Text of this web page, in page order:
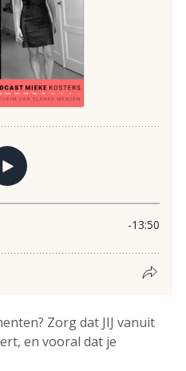
Zorg dat JIJ vanuit
en vooral dat je